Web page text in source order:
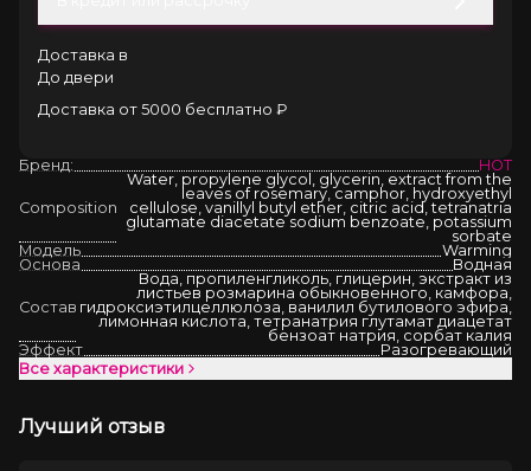
Доставка в
До двери
Доставка от 5000 бесплатно ₽
Бренд: HOT
Composition
Water, propylene glycol, glycerin, extract from the
leaves of rosemary, camphor, hydroxyethyl
cellulose, vanillyl butyl ether, citric acid, tetranatria
glutamate diacetate sodium benzoate, potassium
sorbate
Модель
Warming
Основа
Водная
Состав
Вода, пропиленгликоль, глицерин, экстракт из
листьев розмарина обыкновенного, камфора,
гидроксиэтилцеллюлоза, ванилил бутилового эфира,
лимонная кислота, тетранатрия глутамат диацетат
бензоат натрия, сорбат калия
Эффект
Разогревающий
Все характеристики
Лучший отзыв